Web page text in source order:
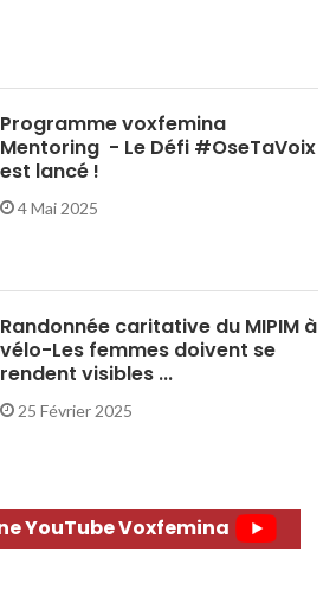
Programme voxfemina
Mentoring - Le Défi #OseTaVoix
est lancé !
4 Mai 2025
Randonnée caritative du MIPIM à
vélo-Les femmes doivent se
rendent visibles ...
25 Février 2025
YouTube Voxfemina